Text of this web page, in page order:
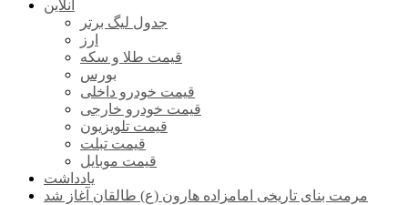
آنلاین
جدول لیگ برتر
ارز
قیمت طلا و سکه
بورس
قیمت خودرو داخلی
قیمت خودرو خارجی
قیمت تلویزیون
قیمت تبلت
قیمت موبایل
یادداشت
مرمت بنای تاریخی امامزاده هارون (ع) طالقان آغاز شد